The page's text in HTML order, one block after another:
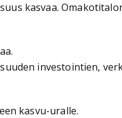
kasvaa.
investointien,
kasvu-uralle.